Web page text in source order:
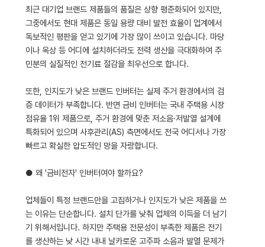
최근 대기업 브랜드 제품들의 품질은 상향 평준화되어 있지만,
그중에서도 현대 제품은 동일 용량 대비 발전 효율이 업계에서
독보적인 평판을 얻고 있기에 가장 많이 쓰이고 있습니다. 마당
이나 옥상 등 어디에 설치하더라도 전력 생산을 극대화하여 주
민분의 실질적인 전기료 절감을 최우선으로 합니다.
또한, 인지도가 낮은 브랜드 인버터는 실제 주거 환경에서의 검
증 데이터가 부족합니다. 반면 금비 인버터는 국내 주택용 시장
점유율 1위 제품으로, 주거 환경에 맞춘 저소음·저발열 설계에
특화되어 있으며 사후관리(AS) 측면에서도 전국 어디서나 가장
빠르고 확실한 압도적인 망을 자랑합니다.
● 왜 '금비전자' 인버터여야 할까요?
업체들이 특정 브랜드만을 고집하거나 인지도가 낮은 제품을 쓰
는 이유는 단순합니다. 설치 단가를 낮춰 업체의 이득을 더 남기
기 위해서입니다. 하지만 주택용 전문성이 부족한 제품은 전기
를 생산하는 낮 시간 내내 날카로운 고주파 소음과 발열 문제가